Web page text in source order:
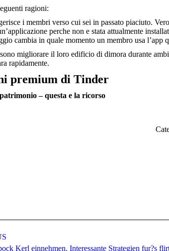
ragioni:
i membri verso cui sei in passato piaciuto.
perche non e stata attualmente
cambia in quale momento un membro usa l’app
migliorare il loro edificio di dimora durante
rapidamente.
premium di Tinder
– questa e la ricorso
Kerl einnehmen. Interessante Strategien fur?s